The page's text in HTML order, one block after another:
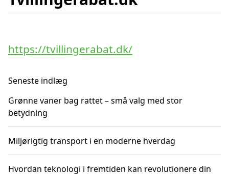
https://tvillingerabat.dk/
Seneste indlæg
Grønne vaner bag rattet – små valg med stor
betydning
Miljørigtig transport i en moderne hverdag
Hvordan teknologi i fremtiden kan revolutionere din